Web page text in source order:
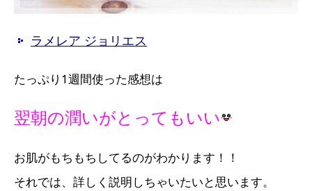
ラメレア ジョリエス
たっぷり1週間使った感想は
翌朝の潤いがとってもいい
お肌がもちもちしてるのがわかります！！
それでは、詳しく説明しちゃいたいと思います。